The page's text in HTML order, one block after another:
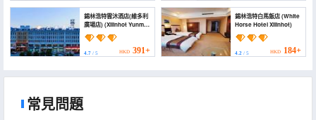
錫林浩特雲沐酒店(維多利
廣場店) (Xilinhot Yunmu
Hotel)
4.7 / 5 HKD 391+
錫林浩特白馬飯店 (White
Horse Hotel Xilinhot)
4.2/ 5 HKD 184+
常見問題